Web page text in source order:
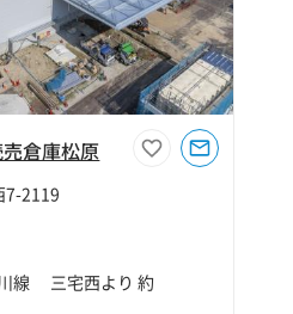
売倉庫松原
7-2119
線 三宅西より 約